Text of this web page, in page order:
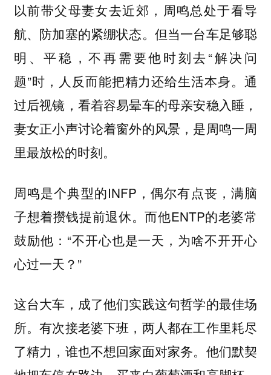
以前带父母妻女去近郊，周鸣总处于看导
航、防加塞的紧绷状态。但当一台车足够聪
明、平稳，不再需要他时刻去“解决问
题”时，人反而能把精力还给生活本身。通
过后视镜，看着容易晕车的母亲安稳入睡，
妻女正小声讨论着窗外的风景，是周鸣一周
里最放松的时刻。
周鸣是个典型的INFP，偶尔有点丧，满脑
子想着攒钱提前退休。而他ENTP的老婆常
鼓励他：“不开心也是一天，为啥不开开心
心过一天？”
这台大车，成了他们实践这句哲学的最佳场
所。有次接老婆下班，两人都在工作里耗尽
了精力，谁也不想回家面对家务。他们默契